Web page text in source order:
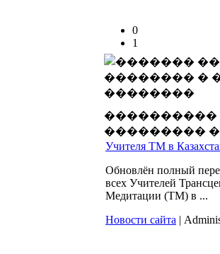
0
1
����������
���������
Учителя ТМ в
Обновлён полный
всех Учителей
Медитации (ТМ) в ...
Новости сайта |